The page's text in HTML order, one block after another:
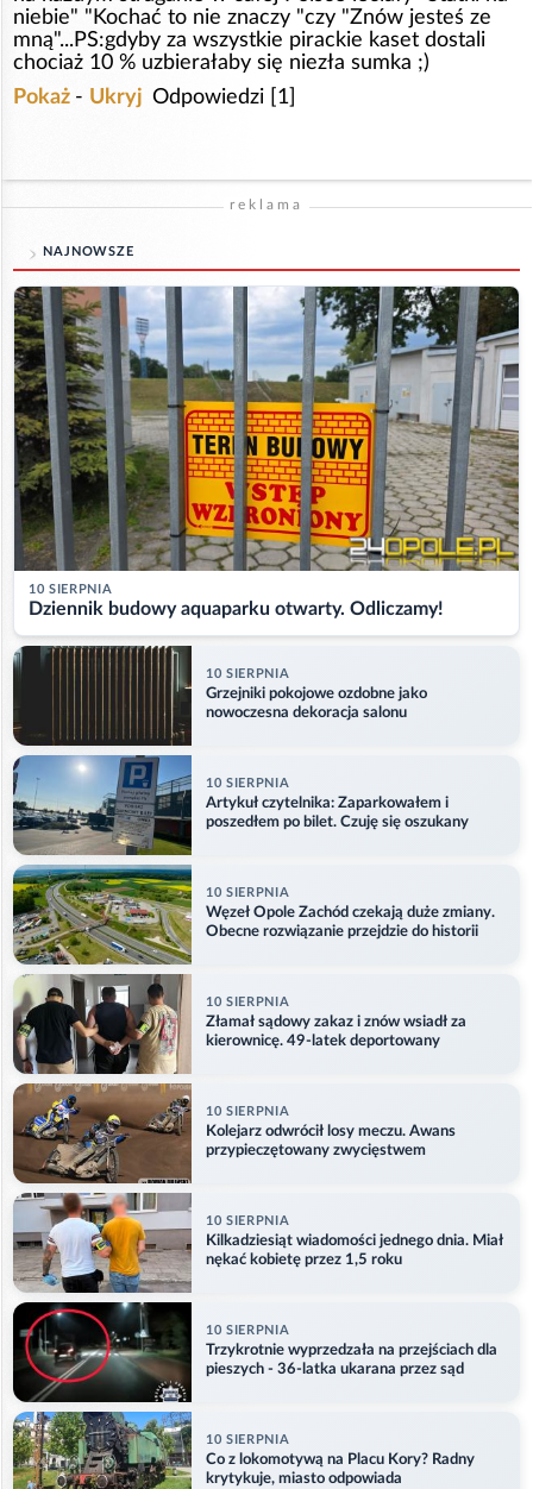
niebie" "Kochać to nie znaczy "czy "Znów jesteś ze
mną"...PS:gdyby za wszystkie pirackie kaset dostali
chociaż 10 % uzbierałaby się niezła sumka ;)
Pokaż - Ukryj Odpowiedzi [1]
reklama
NAJNOWSZE
10 SIERPNIA
Dziennik budowy aquaparku otwarty. Odliczamy!
10 SIERPNIA
Grzejniki pokojowe ozdobne jako
nowoczesna dekoracja salonu
10 SIERPNIA
Artykuł czytelnika: Zaparkowałem i
poszedłem po bilet. Czuję się oszukany
10 SIERPNIA
Węzeł Opole Zachód czekają duże zmiany.
Obecne rozwiązanie przejdzie do historii
10 SIERPNIA
Złamał sądowy zakaz i znów wsiadł za
kierownicę. 49-latek deportowany
10 SIERPNIA
Kolejarz odwrócił losy meczu. Awans
przypieczętowany zwycięstwem
10 SIERPNIA
Kilkadziesiąt wiadomości jednego dnia. Miał
nękać kobietę przez 1,5 roku
10 SIERPNIA
Trzykrotnie wyprzedzała na przejściach dla
pieszych - 36-latka ukarana przez sąd
10 SIERPNIA
Co z lokomotywą na Placu Kory? Radny
krytykuje, miasto odpowiada